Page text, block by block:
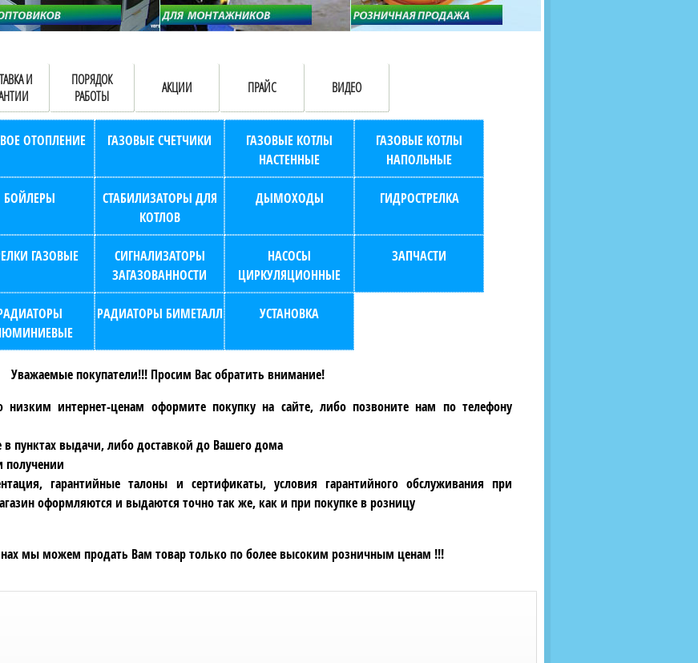
И
ПОРЯДОК
РАБОТЫ
АКЦИИ ПРАЙС ВИДЕО
ОТОПЛЕНИЕ ГАЗОВЫЕ СЧЕТЧИКИ
ГАЗОВЫЕ КОТЛЫ
НАСТЕННЫЕ
ГАЗОВЫЕ КОТЛЫ
НАПОЛЬНЫЕ
БОЙЛЕРЫ
СТАБИЛИЗАТОРЫ ДЛЯ
КОТЛОВ
ДЫМОХОДЫ ГИДРОСТРЕЛКА
ГАЗОВЫЕ
СИГНАЛИЗАТОРЫ
ЗАГАЗОВАННОСТИ
НАСОСЫ
ЦИРКУЛЯЦИОННЫЕ
ЗАПЧАСТИ
РАДИАТОРЫ БИМЕТАЛЛ УСТАНОВКА
Уважаемые покупатели!!! Просим Вас обратить внимание!
низким интернет-ценам оформите покупку на сайте, либо позвоните нам по телефону
пунктах выдачи, либо доставкой до Вашего дома
получении
гарантийные талоны и сертификаты, условия гарантийного обслуживания при
оформляются и выдаются точно так же, как и при покупке в розницу
мы можем продать Вам товар только по более высоким розничным ценам !!!